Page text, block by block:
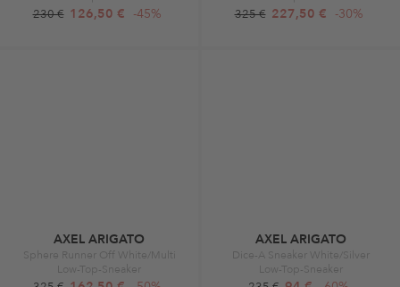
230 € 126,50 € -45% 325 € 227,50 € -30%
AXEL ARIGATO
Sphere Runner Off White/Multi
Low-Top-Sneaker
AXEL ARIGATO
Dice-A Sneaker White/Silver
Low-Top-Sneaker